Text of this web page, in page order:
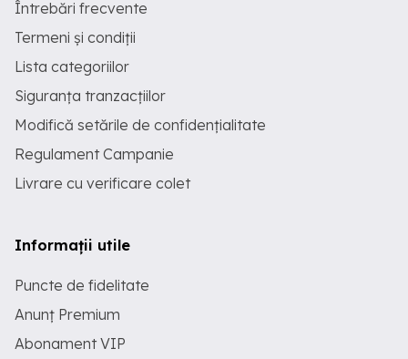
Întrebări frecvente
Termeni și condiții
Lista categoriilor
Siguranța tranzacțiilor
Modifică setările de confidențialitate
Regulament Campanie
Livrare cu verificare colet
Informații utile
Puncte de fidelitate
Anunț Premium
Abonament VIP